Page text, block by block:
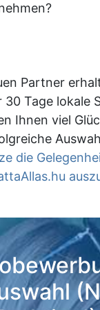
Partner
Tage lokale
Ihnen viel
die